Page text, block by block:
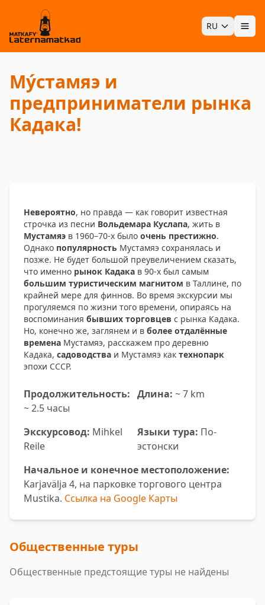
RU
Му́стамяэ и
предприниматели рынка
Кадака!
Невероятно, но правда — как говорит известная
строчка из песни Вольдемара Куслапа, жить в
Мустамяэ в 1960–70-х было очень престижно.
Однако популярность Мустамяэ сохранялась и
позже. Не будет большой преувеличением сказать,
что именно рынок Кадака в 90-х был самым
большим туристическим магнитом в Таллине, по
крайней мере для финнов. Во время экскурсии мы
прогуляемся по жизни того времени, опираясь на
воспоминания бывших торговцев с рынка Кадака.
Но, конечно же, заглянем и в более отдалённые
времена Мустамяэ, расскажем про деревню
Кадака, садоводства и Мустамяэ как технопарк
эпохи СССР.
Продолжительность:
~ 2.5 часы
Длина: ~ 7 km
Экскурсовод: Mihkel
Reile
Языки тура: По-
эстонски
Начальное и конечное местоположение:
Karjavälja 4, на парковке торгового центра
Mustika. Ссылка на Google Карты
Общественные туры
Общественные предстоящие туры не найдены